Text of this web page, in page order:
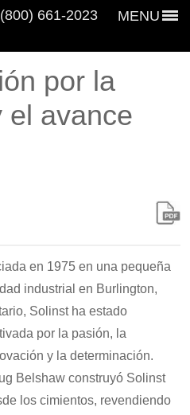
MENU
(800) 661‑2023
por la
el avance
en 1975 en una pequeña
industrial en Burlington,
Solinst ha estado
por la pasión, la
y la determinación.
Belshaw construyó Solinst
los cimientos, revendiendo